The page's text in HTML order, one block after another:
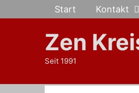
Inhalt
Start Kontakt
Zen
Seit 1991